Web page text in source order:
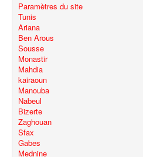
Paramètres du site
Tunis
Ariana
Ben Arous
Sousse
Monastir
Mahdia
kairaoun
Manouba
Nabeul
Bizerte
Zaghouan
Sfax
Gabes
Mednine